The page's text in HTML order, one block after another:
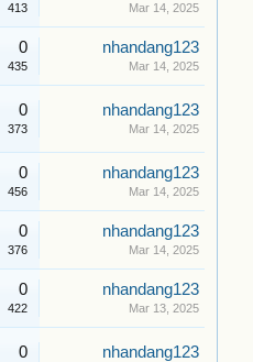
413 Mar 14, 2025
0
435
nhandang123
Mar 14, 2025
0
373
nhandang123
Mar 14, 2025
0
456
nhandang123
Mar 14, 2025
0
376
nhandang123
Mar 14, 2025
0
422
nhandang123
Mar 13, 2025
0 nhandang123